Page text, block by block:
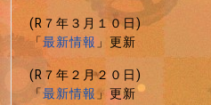
(R７年３月１０日)
「最新情報」更新
(R７年２月２０日)
「最新情報」更新